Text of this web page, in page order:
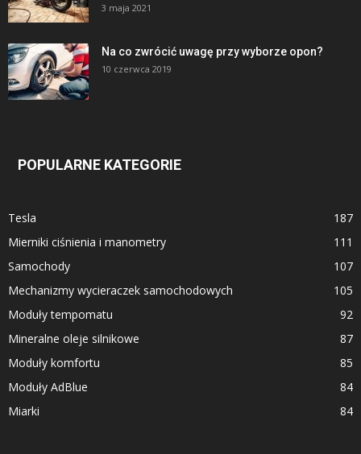
3 maja 2021
Na co zwrócić uwagę przy wyborze opon?
10 czerwca 2019
POPULARNE KATEGORIE
Tesla
187
Mierniki ciśnienia i manometry
111
Samochody
107
Mechanizmy wycieraczek samochodowych
105
Moduły tempomatu
92
Mineralne oleje silnikowe
87
Moduły komfortu
85
Moduły AdBlue
84
Miarki
84